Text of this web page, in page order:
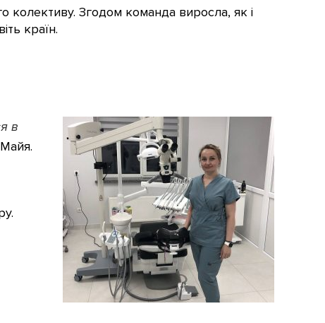
колективу. Згодом команда виросла, як і
країн.
в